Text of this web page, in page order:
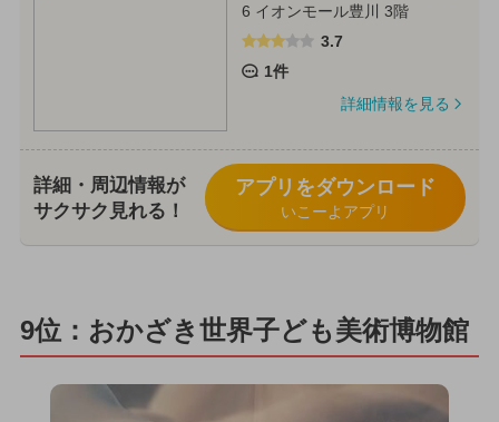
6 イオンモール豊川 3階
3.7
1件
詳細情報を見る
詳細・周辺情報が
サクサク見れる！
アプリをダウンロード
いこーよアプリ
9位：おかざき世界子ども美術博物館